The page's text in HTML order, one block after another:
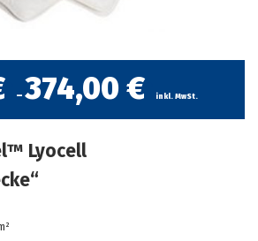
–374,00 € inkl. MwSt.
Lyocell